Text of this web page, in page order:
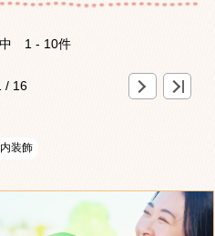
1 - 10件
/ 16 >
装飾